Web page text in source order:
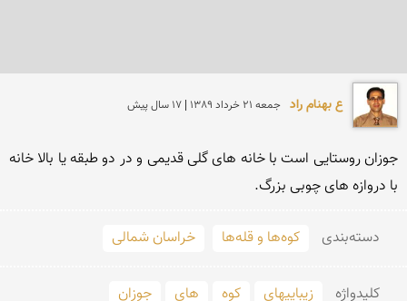
ع بهنام راد جمعه 21 خرداد 1389 | 17 سال پیش
با دروازه های چوبی بزرگ.
دسته‌بندی کوه‌ها و قله‌ها خراسان شمالی
کلید‌واژه زیباییهای کوه های جوزان